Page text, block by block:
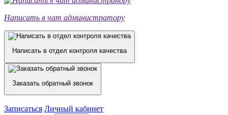
Написать в чат администратору
Написать в отдел контроля качества
Заказать обратный звонок
Записаться Личный кабинет